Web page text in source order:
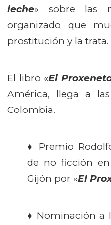
leche» sobre las
organizado que
prostitución y la trata.
El libro «El
América, llega a
Colombia.
♦ Premio
de no ficción
Gijón por «El
♦ Nominación a